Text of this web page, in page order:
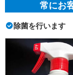
常にお
除菌を行います